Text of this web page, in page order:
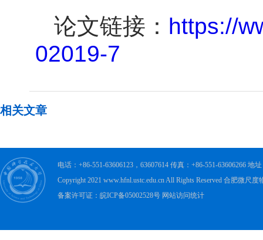
论文链接： https://
02019-7
相关文章
电话：+86-551-63606123，63607614 传真：+86-551-63606266 地
Copyright 2021 www.hfnl.ustc.edu.cn All Rights Reserved 合肥微尺
备案许可证：皖ICP备05002528号 网站访问统计